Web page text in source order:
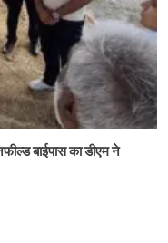
बाईपास का डीएम ने